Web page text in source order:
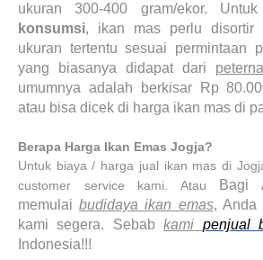
ukuran 300-400 gram/ekor.
konsumsi, ikan mas perlu disortir
ukuran tertentu sesuai permintaan
yang biasanya didapat dari
umumnya adalah berkisar Rp
atau bisa dicek di harga ikan mas di
Berapa Harga Ikan Emas Jogja?
Untuk biaya / harga jual ikan mas di
customer service kami. Atau
Bagi
memulaibudidaya ikan emas, Anda
kami segera. Sebabkami penjual
Indonesia!!!